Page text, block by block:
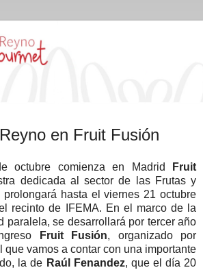
en Fruit Fusión
octubre comienza en Madrid
Fruit
dedicada al sector de las Frutas y
hasta el viernes 21 octubre
recinto de IFEMA. En el marco de la
paralela, se desarrollará por tercer año
Fruit Fusión, organizado por
que vamos a contar con una importante
la de Raúl Fenandez, que el día 20